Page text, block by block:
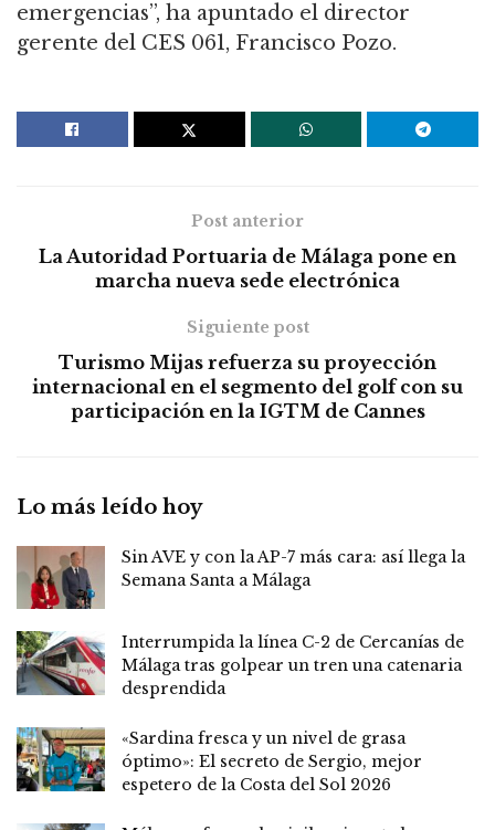
emergencias”, ha apuntado el director
gerente del CES 061, Francisco Pozo.
Post anterior
La Autoridad Portuaria de Málaga pone en
marcha nueva sede electrónica
Siguiente post
Turismo Mijas refuerza su proyección
internacional en el segmento del golf con su
participación en la IGTM de Cannes
Lo más leído hoy
Sin AVE y con la AP-7 más cara: así llega la
Semana Santa a Málaga
Interrumpida la línea C-2 de Cercanías de
Málaga tras golpear un tren una catenaria
desprendida
«Sardina fresca y un nivel de grasa
óptimo»: El secreto de Sergio, mejor
espetero de la Costa del Sol 2026